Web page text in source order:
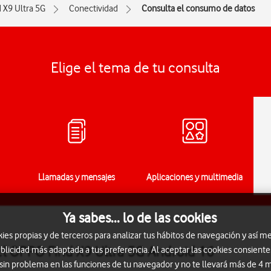
X9 Ultra 5G Conectividad Consulta el consumo de datos
Elige el tema de tu consulta
Llamadas y mensajes Aplicaciones y multimedia
Find X9 Ultra 5G Android 16
Ya sabes... lo de las cookies
propias y de terceros para analizar tus hábitos de navegación y así
más adaptada a tus preferencia. Al aceptar las cookies
problema en las funciones de tu navegador y no te llevará más de 4